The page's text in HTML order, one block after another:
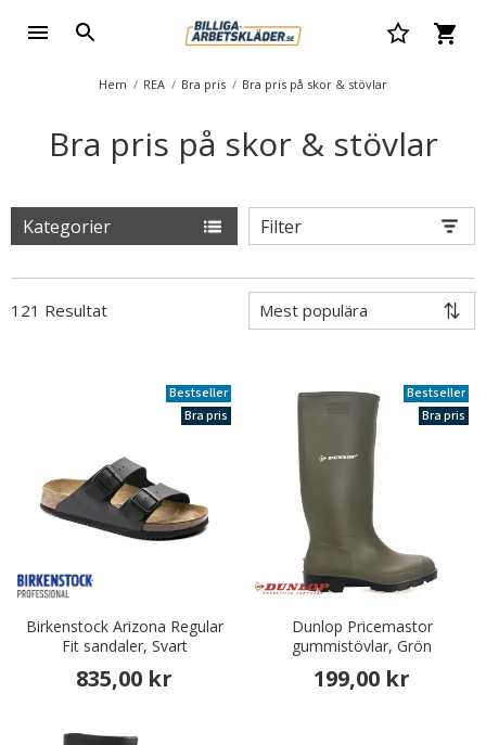
Hem REA Bra pris Bra pris på skor & stövlar
Bra pris på skor & stövlar
Kategorier Filter
121 Resultat
Bestseller
Bra pris
Birkenstock Arizona Regular
Fit sandaler, Svart
835,00 kr
Bestseller
Bra pris
Dunlop Pricemastor
gummistövlar, Grön
199,00 kr